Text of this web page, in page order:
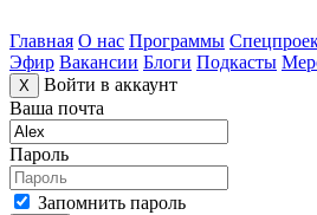
Главная О нас Программы
Эфир Вакансии Блоги Подкасты
X
Войти в аккаунт
Ваша почта
Пароль
Запомнить пароль